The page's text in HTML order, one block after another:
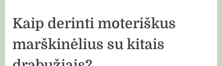
Kaip derinti moteriškus
marškinėlius su kitais